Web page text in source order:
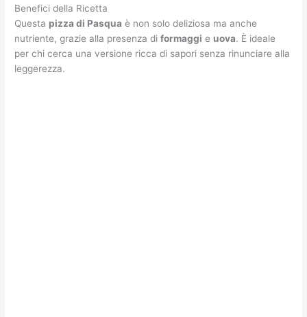
Benefici della Ricetta
Questa pizza di Pasqua è non solo deliziosa ma anche
nutriente, grazie alla presenza diformaggi e uova. È ideale
per chi cerca una versione ricca di sapori senza rinunciare alla
leggerezza.